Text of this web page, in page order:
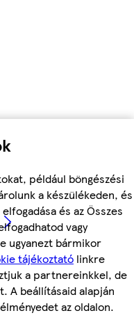
például böngészési
a készülékeden, és
és az Összes
vagy
ugyanezt bármikor
tájékoztató linkre
a partnereinkkel, de
A beállításaid alapján
az oldalon.